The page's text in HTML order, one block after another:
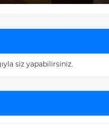
siz yapabilirsiniz.